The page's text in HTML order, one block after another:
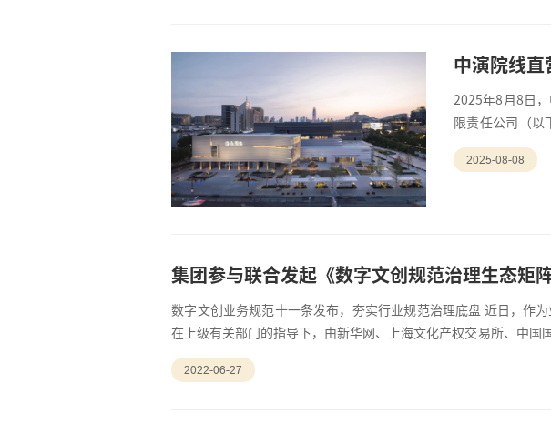
中演院线
2025年8月8日
限责任公司（
式，双方将共
代表及文化界嘉
2025-08-08
集团参与联合发起《数字文创规范治理生态矩
数字文创业务规范十一条发布，夯实行业规范治理底盘 近日，作
在上级有关部门的指导下，由新华网、上海文化产权交易所、中
国文字著作权协会、中国旅游研究院（文化和旅游部数据中心）
2022-06-27